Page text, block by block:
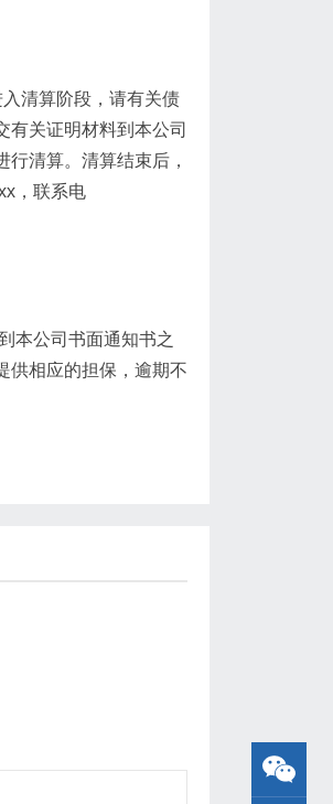
清算阶段，请有关债
有关证明材料到本公司
清算。清算结束后，
，联系电
本公司书面通知书之
供相应的担保，逾期不